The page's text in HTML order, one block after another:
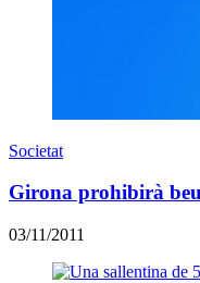
Societat
Girona prohibirà
03/11/2011